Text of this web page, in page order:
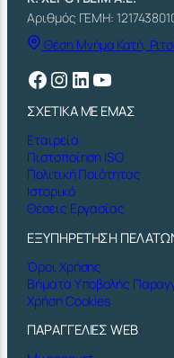
Αριθμός ΓΕΜΗ:
Θέση Μνήμα Κατή,
Facebook Instagram Linkedin YouTube
ΣΧΕΤΙΚΑ ΜΕ ΕΜΑΣ
Εταιρεία
Πιστοποίηση ISO
Πολιτική Ποιότητας
Ιστορικό
Θέσεις Εργασίας
ΕΞΥΠΗΡΕΤΗΣΗ
Όροι Χρήσης
Βήματα Υποβολής
Χρήση Cookies
ΠΑΡΑΓΓΕΛΙΕΣ WEB